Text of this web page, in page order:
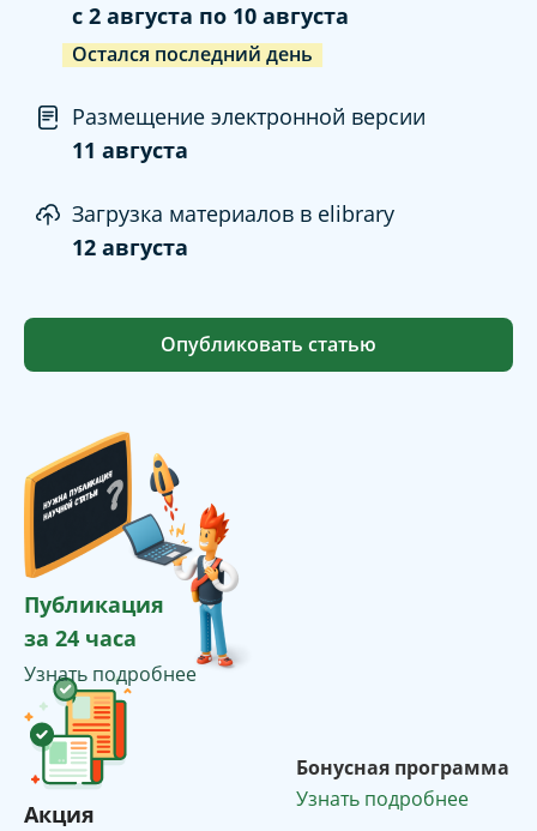
c 2 августа по 10 августа
Остался последний день
Размещение электронной версии
11 августа
Загрузка материалов в elibrary
12 августа
Опубликовать статью
Публикация
за 24 часа
Узнать подробнее
Акция
Бонусная программа
Узнать подробнее